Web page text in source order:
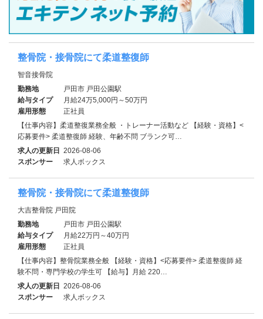
整骨院・接骨院にて柔道整復師
智音接骨院
勤務地
戸田市 戸田公園駅
給与タイプ
月給24万5,000円～50万円
雇用形態
正社員
【仕事内容】柔道整復業務全般 ・トレーナー活動など 【経験・資格】<
応募要件> 柔道整復師 経験、年齢不問 ブランク可…
求人の更新日 2026-08-06
スポンサー
求人ボックス
整骨院・接骨院にて柔道整復師
大吉整骨院 戸田院
勤務地
戸田市 戸田公園駅
給与タイプ
月給22万円～40万円
雇用形態
正社員
【仕事内容】整骨院業務全般 【経験・資格】<応募要件> 柔道整復師 経
験不問・専門学校の学生可 【給与】月給 220…
求人の更新日 2026-08-06
スポンサー
求人ボックス